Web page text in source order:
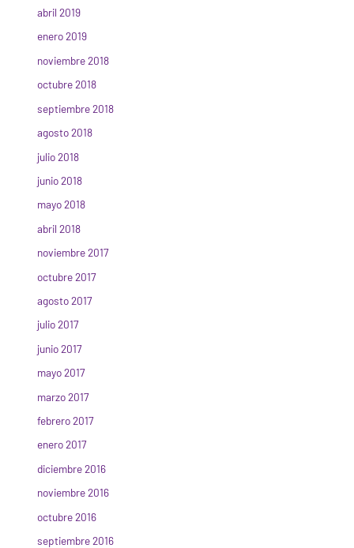
abril 2019
enero 2019
noviembre 2018
octubre 2018
septiembre 2018
agosto 2018
julio 2018
junio 2018
mayo 2018
abril 2018
noviembre 2017
octubre 2017
agosto 2017
julio 2017
junio 2017
mayo 2017
marzo 2017
febrero 2017
enero 2017
diciembre 2016
noviembre 2016
octubre 2016
septiembre 2016